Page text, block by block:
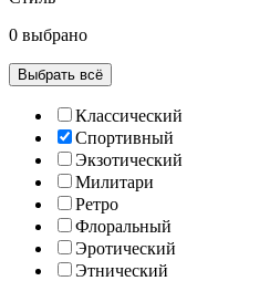
0 выбрано
Выбрать всё
Классический
Спортивный
Экзотический
Милитари
Ретро
Флоральный
Эротический
Этнический